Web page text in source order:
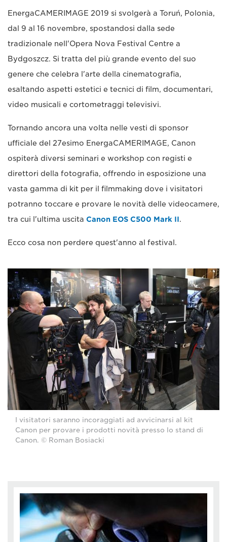
EnergaCAMERIMAGE 2019 si svolgerà a Toruń, Polonia,
dal 9 al 16 novembre, spostandosi dalla sede
tradizionale nell'Opera Nova Festival Centre a
Bydgoszcz. Si tratta del più grande evento del suo
genere che celebra l'arte della cinematografia,
esaltando aspetti estetici e tecnici di film, documentari,
video musicali e cortometraggi televisivi.
Tornando ancora una volta nelle vesti di sponsor
ufficiale del 27esimo EnergaCAMERIMAGE, Canon
ospiterà diversi seminari e workshop con registi e
direttori della fotografia, offrendo in esposizione una
vasta gamma di kit per il filmmaking dove i visitatori
potranno toccare e provare le novità delle videocamere,
tra cui l'ultima uscita Canon EOS C500 Mark II.
Ecco cosa non perdere quest'anno al festival.
I visitatori saranno incoraggiati ad avvicinarsi al kit
Canon per provare i prodotti novità presso lo stand di
Canon. © Roman Bosiacki